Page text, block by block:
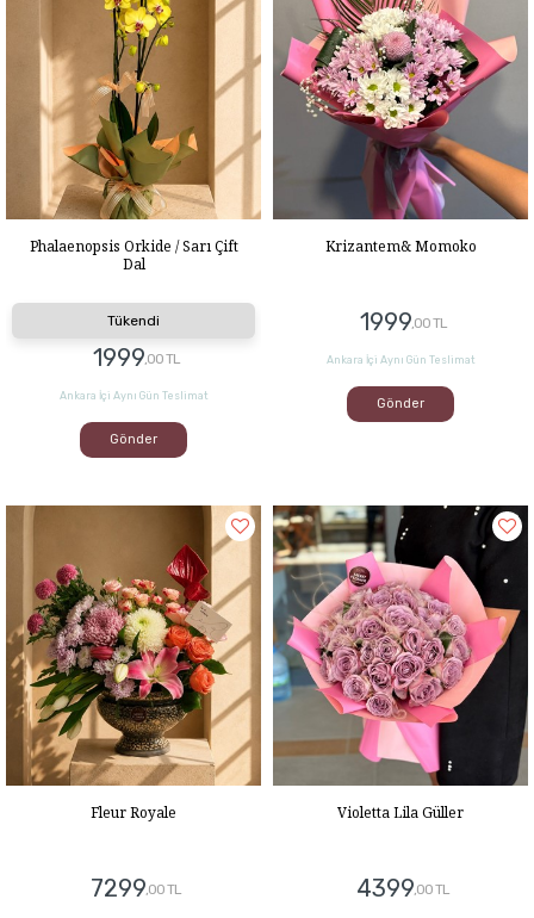
Phalaenopsis Orkide / Sarı Çift
Dal
Tükendi
1999,00 TL
Ankara İçi Aynı Gün Teslimat
Gönder
Krizantem& Momoko
1999,00 TL
Ankara İçi Aynı Gün Teslimat
Gönder
Fleur Royale
7299,00 TL
Violetta Lila Güller
4399,00 TL